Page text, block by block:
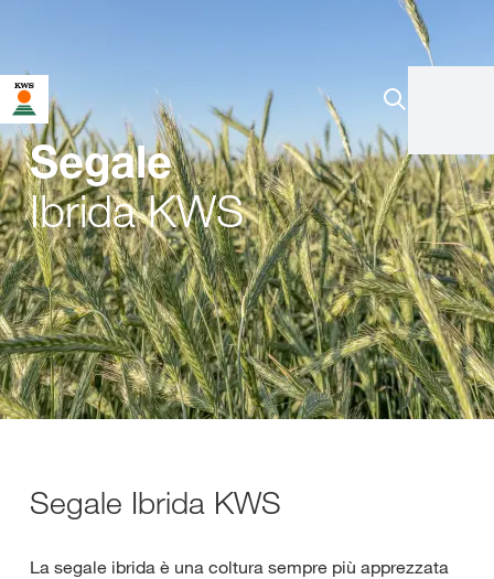
Segale
Ibrida KWS
Segale Ibrida KWS
La segale ibrida è una coltura sempre più apprezzata